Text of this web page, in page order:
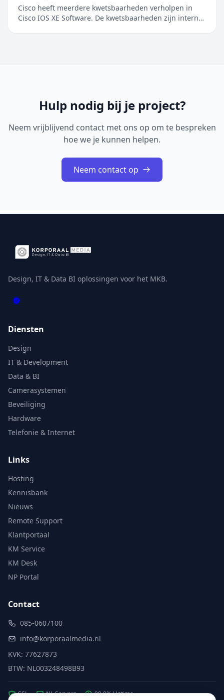
Cisco heeft meerdere kwetsbaarheden verholpen in
Cisco IOS XE Software. De kwetsbaarheden zijn intern
Hulp nodig bij je project?
Neem vrijblijvend contact met ons op om te bespreken
hoe we je kunnen helpen.
Neem contact op
Design, IT & Data BI oplossingen voor het MKB.
Diensten
Design
IT & Development
Data & BI
Camerasystemen
Beveiliging
Hardware
Telefonie & Internet
Links
Hosting
Kennisbank
Nieuws
Remote Support
Klantportaal
KM Service
KM Desk
NP Portal
Contact
085-0607100
info@korporaalmedia.nl
KVK: 77627873
BTW: NL003248498B93
SSL NL Servers 99.9% Uptime